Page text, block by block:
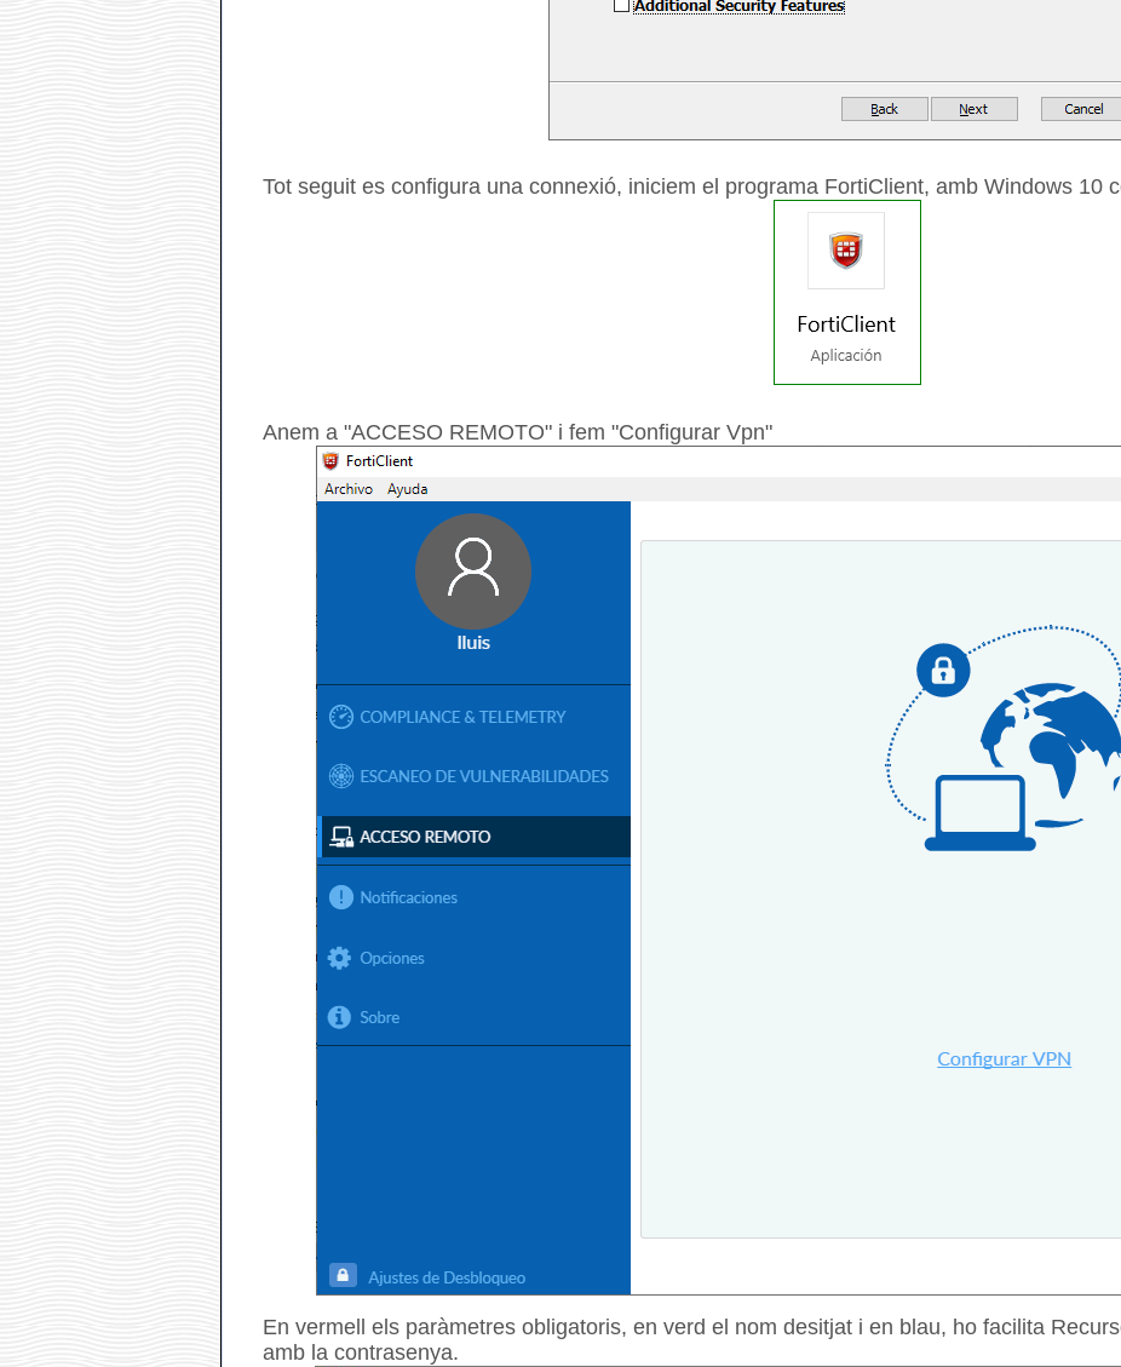
Tot seguit es configura una connexió, iniciem el programa FortiClient, amb Windows 10
Anem a "ACCESO REMOTO" i fem "Configurar Vpn"
En vermell els paràmetres obligatoris, en verd el nom desitjat i en blau, ho facilita
amb la contrasenya.